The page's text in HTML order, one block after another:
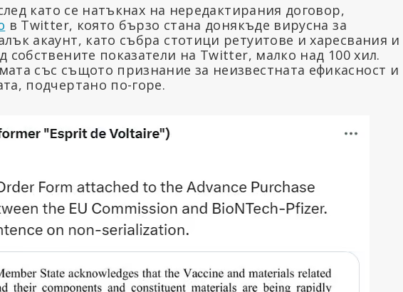
като се натъкнах на нередактирания договор,
в Twitter, която бързо стана донякъде вирусна за
акаунт, като събра стотици ретуитове и харесвания и
собствените показатели на Twitter, малко над 100 хил.
със същото признание за неизвестната ефикасност и
подчертано по-горе.